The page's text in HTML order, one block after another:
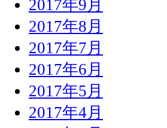
2017年9月
2017年8月
2017年7月
2017年6月
2017年5月
2017年4月